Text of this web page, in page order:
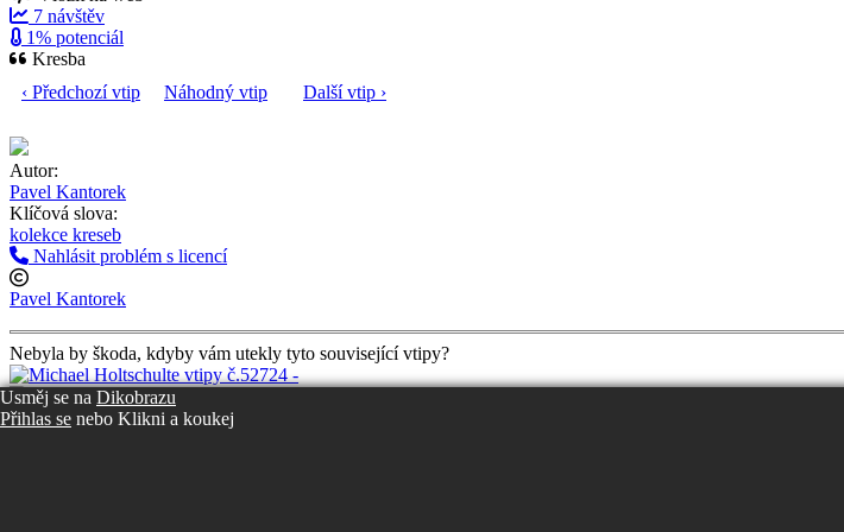
7 návštěv
1% potenciál
Kresba
‹ Předchozí vtip
Náhodný vtip Další vtip ›
Autor:
Pavel Kantorek
Klíčová slova:
kolekce kreseb
Nahlásit problém s licencí
Pavel Kantorek
Nebyla by škoda, kdyby vám utekly tyto související vtipy?
Usměj se na Dikobrazu
Přihlas se nebo Klikni a koukej